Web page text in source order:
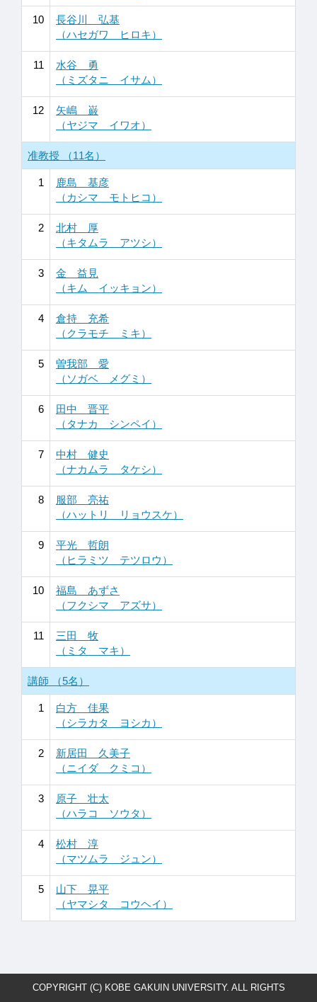
10
長谷川 弘基
（ハセガワ ヒロキ）
11
水谷 勇
（ミズタニ イサム）
12
矢嶋 巌
（ヤジマ イワオ）
准教授 （11名）
1
鹿島 基彦
（カシマ モトヒコ）
2
北村 厚
（キタムラ アツシ）
3
金 益見
（キム イッキョン）
4
倉持 充希
（クラモチ ミキ）
5
曽我部 愛
（ソガベ メグミ）
6
田中 晋平
（タナカ シンペイ）
7
中村 健史
（ナカムラ タケシ）
8
服部 亮祐
（ハットリ リョウスケ）
9
平光 哲朗
（ヒラミツ テツロウ）
10
福島 あずさ
（フクシマ アズサ）
11
三田 牧
（ミタ マキ）
講師 （5名）
1
白方 佳果
（シラカタ ヨシカ）
2
新居田 久美子
（ニイダ クミコ）
3
原子 壮太
（ハラコ ソウタ）
4
松村 淳
（マツムラ ジュン）
5
山下 晃平
（ヤマシタ コウヘイ）
COPYRIGHT (C) KOBE GAKUIN UNIVERSITY. ALL RIGHTS